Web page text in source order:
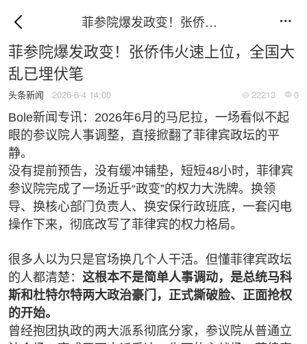
菲参院爆发政变！张侨伟火速上位，全国大乱已埋伏笔 
菲参院爆发政变！张侨伟火速上位，全国大
乱已埋伏笔
 22213  0
头条新闻 2026-6-4 14:00
Bole新闻专讯：2026年6月的马尼拉，一场看似不起
眼的参议院人事调整，直接掀翻了菲律宾政坛的平
静。
没有提前预告，没有缓冲铺垫，短短48小时，菲律宾
参议院完成了一场近乎“政变”的权力大洗牌。换领
导、换核心部门负责人、换安保行政班底，一套闪电
操作下来，彻底改写了菲律宾的权力格局。
很多人以为只是官场换几个人干活。但懂菲律宾政坛
的人都清楚： 这根本不是简单人事调动，是总统马科
斯和杜特尔特两大政治豪门，正式撕破脸、正面抢权
的开始。
曾经抱团执政的两大派系彻底分家，参议院从普通立